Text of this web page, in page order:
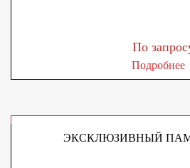
По
Подробнее
ЭКСКЛЮЗИВНЫЙ